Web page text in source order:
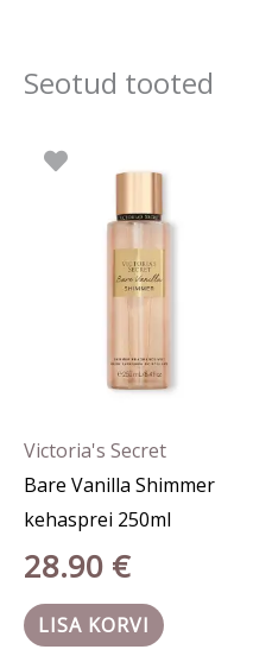
Seotud tooted
Victoria's Secret
Bare Vanilla Shimmer
kehasprei 250ml
28.90 €
LISA KORVI